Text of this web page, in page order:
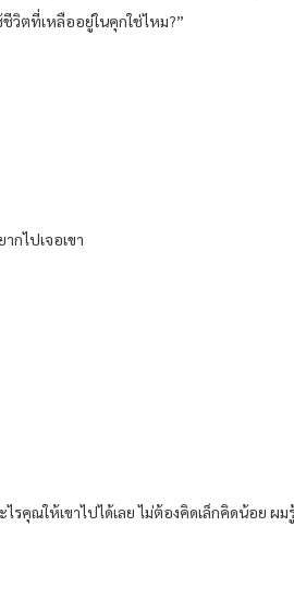
วิตที่เหลืออยู่ในคุกใช่ไหม?”
กไปเจอเขา
คุณให้เขาไปได้เลย ไม่ต้องคิดเล็กคิดน้อย